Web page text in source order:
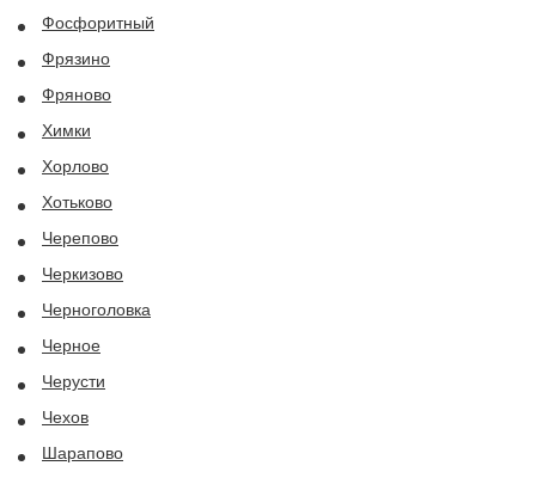
Фосфоритный
Фрязино
Фряново
Химки
Хорлово
Хотьково
Черепово
Черкизово
Черноголовка
Черное
Черусти
Чехов
Шарапово